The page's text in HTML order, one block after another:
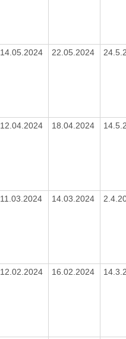
14.05.2024 22.05.2024
12.04.2024 18.04.2024
11.03.2024 14.03.2024
12.02.2024 16.02.2024